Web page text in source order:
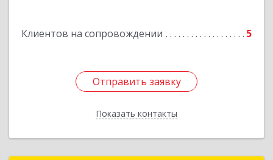
Клиентов на сопровождении 5
Отправить заявку
Показать контакты
Отправить заявку
Назад